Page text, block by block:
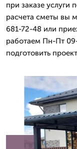
при заказе услуги
расчета сметы вы
681-72-48 или
работаем Пн-Пт
подготовить